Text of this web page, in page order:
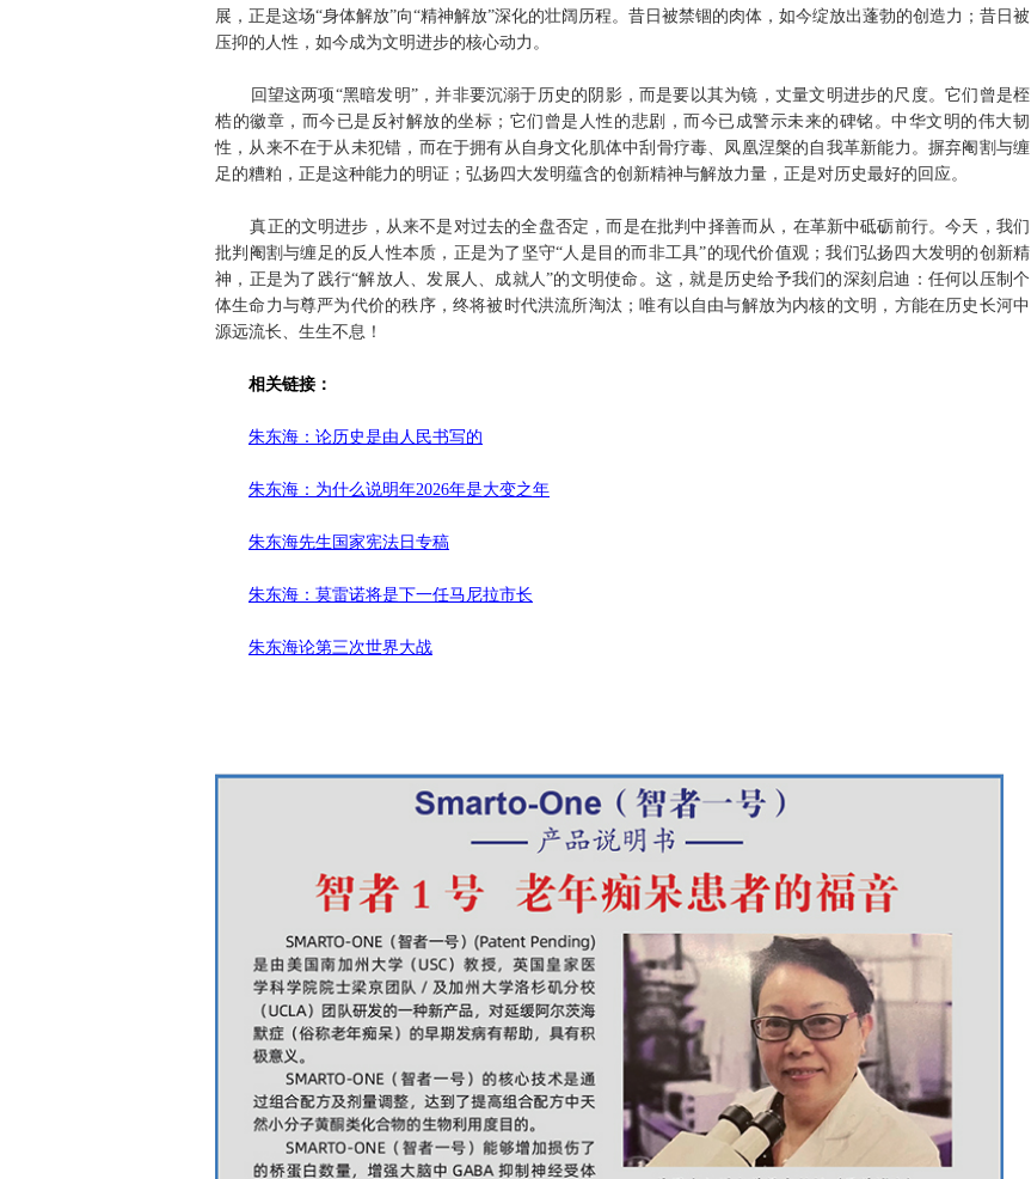
展，正是这场“身体解放”向“精神解放”深化的壮阔历程。昔日被禁锢的肉体，如今绽放出蓬勃的创造力；昔日被
压抑的人性，如今成为文明进步的核心动力。
回望这两项“黑暗发明”，并非要沉溺于历史的阴影，而是要以其为镜，丈量文明进步的尺度。它们曾是桎
梏的徽章，而今已是反衬解放的坐标；它们曾是人性的悲剧，而今已成警示未来的碑铭。中华文明的伟大韧
性，从来不在于从未犯错，而在于拥有从自身文化肌体中刮骨疗毒、凤凰涅槃的自我革新能力。摒弃阉割与缠
足的糟粕，正是这种能力的明证；弘扬四大发明蕴含的创新精神与解放力量，正是对历史最好的回应。
真正的文明进步，从来不是对过去的全盘否定，而是在批判中择善而从，在革新中砥砺前行。今天，我们
批判阉割与缠足的反人性本质，正是为了坚守“人是目的而非工具”的现代价值观；我们弘扬四大发明的创新精
神，正是为了践行“解放人、发展人、成就人”的文明使命。这，就是历史给予我们的深刻启迪：任何以压制个
体生命力与尊严为代价的秩序，终将被时代洪流所淘汰；唯有以自由与解放为内核的文明，方能在历史长河中
源远流长、生生不息！
相关链接：
朱东海：论历史是由人民书写的
朱东海：为什么说明年2026年是大变之年
朱东海先生国家宪法日专稿
朱东海：莫雷诺将是下一任马尼拉市长
朱东海论第三次世界大战